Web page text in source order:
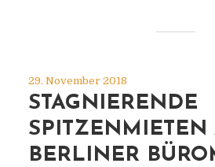
29. November 2018
STAGNIERENDE
SPITZENMIETEN
BERLINER